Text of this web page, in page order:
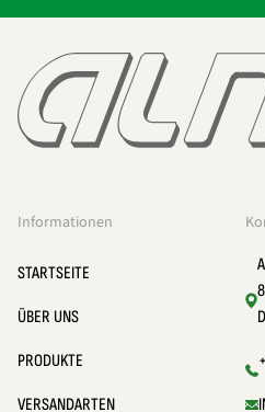
Informationen
STARTSEITE
ÜBER UNS
PRODUKTE
VERSANDARTEN